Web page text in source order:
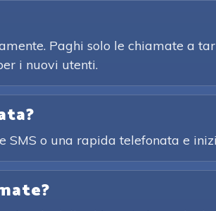
Paghi solo le chiamate a
i nuovi utenti.
SMS o una rapida telefonata e